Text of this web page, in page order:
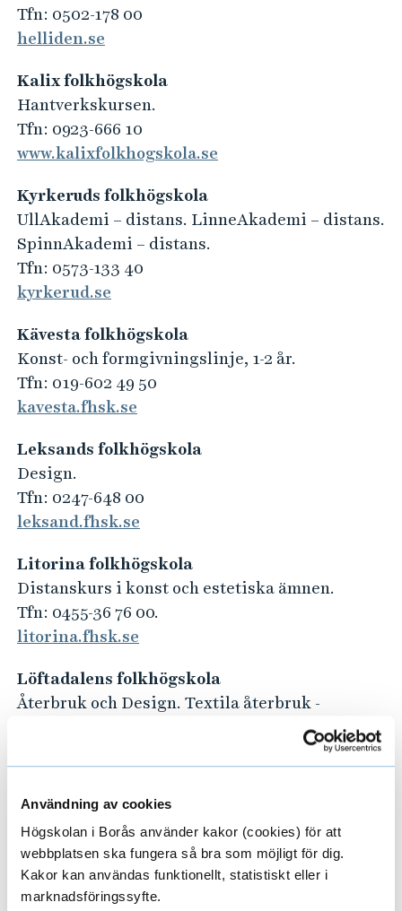
Användning av cookies
Högskolan i Borås använder kakor (cookies) för att
webbplatsen ska fungera så bra som möjligt för dig.
Kakor kan användas funktionellt, statistiskt eller i
marknadsföringssyfte.
Tfn: 0502-178 00
helliden.se
Kalix folkhögskola
Hantverkskursen.
Tfn: 0923-666 10
www.kalixfolkhogskola.se
Kyrkeruds folkhögskola
UllAkademi – distans. LinneAkademi – distans.
SpinnAkademi – distans.
Tfn: 0573-133 40
kyrkerud.se
Kävesta folkhögskola
Konst- och formgivningslinje, 1-2 år.
Tfn: 019-602 49 50
kavesta.fhsk.se
Leksands folkhögskola
Design.
Tfn: 0247-648 00
leksand.fhsk.se
Litorina folkhögskola
Distanskurs i konst och estetiska ämnen.
Tfn: 0455-36 76 00.
litorina.fhsk.se
Löftadalens folkhögskola
Återbruk och Design. Textila återbruk -
Marieborgs folkhögskola
Mode – Mönsterkonstruktion –
Konfektionssömnad
Tfn: 011-21 96 00